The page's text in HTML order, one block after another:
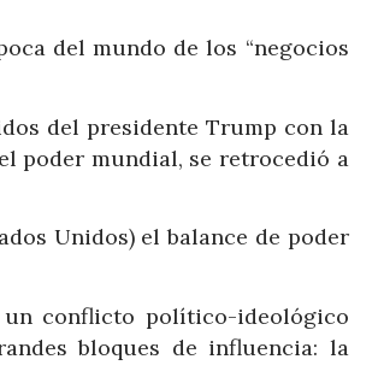
del mundo de los “negocios
del presidente Trump con la
poder mundial, se retrocedió a
Unidos) el balance de poder
conflicto político-ideológico
bloques de influencia: la